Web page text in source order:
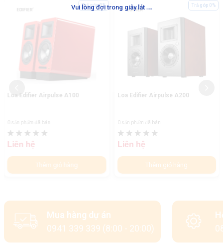
Vui lòng đợi trong giây lát ...
Loa Edifier Airpulse A100
0 sản phẩm đã bán
Liên hệ
Thêm giỏ hàng
Trả góp 0%
Loa Edifier Airpulse A200
0 sản phẩm đã bán
Liên hệ
Thêm giỏ hàng
Trả góp 0%
Mua hàng dự án
0941 339 339 (8:00 - 20:00)